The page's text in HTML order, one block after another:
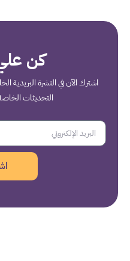
كن
اشترك الآن في النشرة
التحديثات